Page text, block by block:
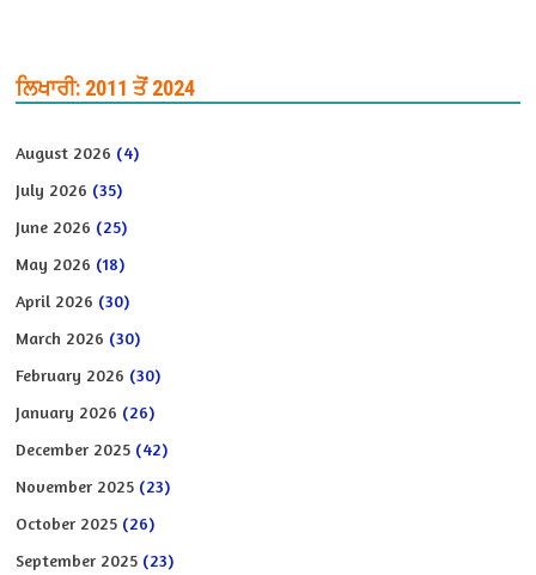
ਲਿਖਾਰੀ: 2011 ਤੋਂ 2024
August 2026 (4)
July 2026 (35)
June 2026 (25)
May 2026 (18)
April 2026 (30)
March 2026 (30)
February 2026 (30)
January 2026 (26)
December 2025 (42)
November 2025 (23)
October 2025 (26)
September 2025 (23)